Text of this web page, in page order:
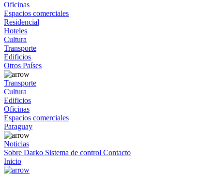
Oficinas
Espacios comerciales
Residencial
Hoteles
Cultura
Transporte
Edificios
Otros Países
Transporte
Cultura
Edificios
Oficinas
Espacios comerciales
Paraguay
Noticias
Sobre Darko Sistema de control Contacto
Inicio